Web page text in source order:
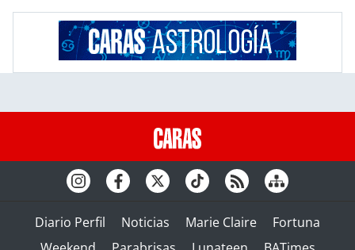
Diario Perfil Noticias Marie Claire
Fortuna